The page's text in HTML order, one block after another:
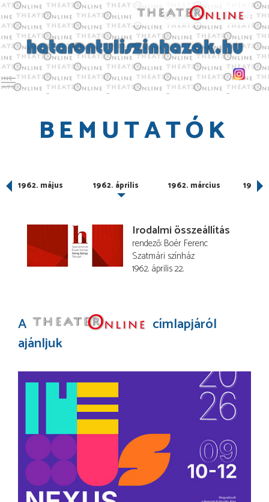
Toggle main menu visibility
BEMUTATÓK
1962. május 1962. április 1962. március 1962.
Irodalmi összeállítás
rendező Boér Ferenc
Szatmári színház
1962. április 22.
A
címlapjáról
ajánljuk